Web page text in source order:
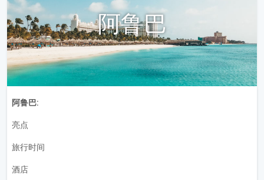
阿鲁巴
阿鲁巴:
亮点
旅行时间
酒店